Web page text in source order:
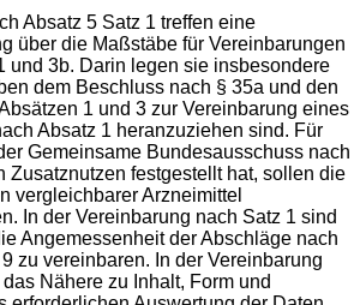
Absatz 5 Satz 1 treffen eine
über die Maßstäbe für Vereinbarungen
und 3b. Darin legen sie insbesondere
dem Beschluss nach § 35a und den
1 und 3 zur Vereinbarung eines
Absatz 1 heranzuziehen sind. Für
Gemeinsame Bundesausschuss nach
Zusatznutzen festgestellt hat, sollen die
vergleichbarer Arzneimittel
In der Vereinbarung nach Satz 1 sind
Angemessenheit der Abschläge nach
zu vereinbaren. In der Vereinbarung
Nähere zu Inhalt, Form und